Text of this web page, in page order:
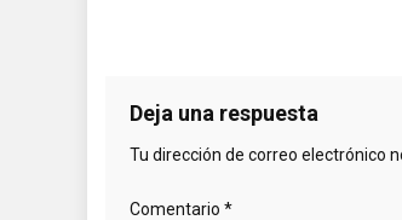
Deja una respuesta
Tu dirección de correo electrónico
Comentario *